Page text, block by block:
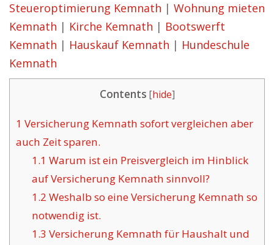
Steueroptimierung Kemnath | Wohnung mieten
Kemnath | Kirche Kemnath | Bootswerft
Kemnath | Hauskauf Kemnath | Hundeschule
Kemnath
Contents [hide]
1 Versicherung Kemnath sofort vergleichen aber
auch Zeit sparen.
1.1 Warum ist ein Preisvergleich im Hinblick
auf Versicherung Kemnath sinnvoll?
1.2 Weshalb so eine Versicherung Kemnath so
notwendig ist.
1.3 Versicherung Kemnath für Haushalt und